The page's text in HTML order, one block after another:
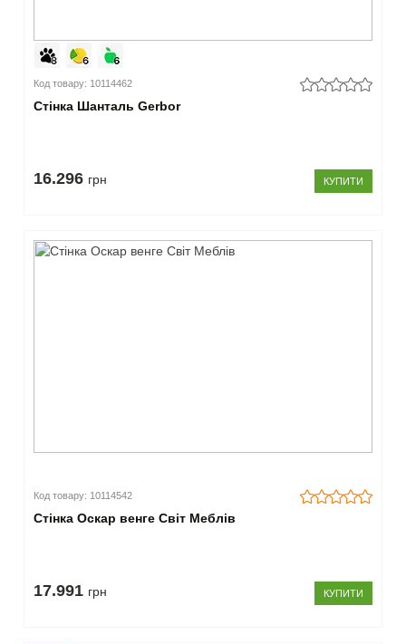
Код товару: 10114462
Стінка Шанталь Gerbor
16.296 грн КУПИТИ
Код товару: 10114542
Стінка Оскар венге Світ Меблів
17.991 грн КУПИТИ